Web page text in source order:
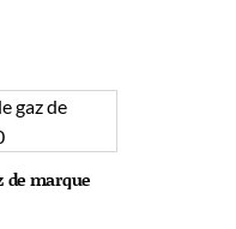
de marque